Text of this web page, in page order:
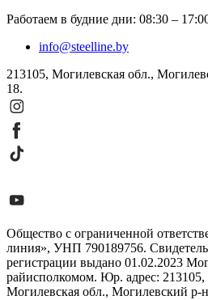
Работаем в будние дни: 08:30 –
info@steelline.by
213105, Могилевская обл.,
18.
Общество с ограниченной
линия», УНП 790189756.
регистрации выдано 01.02.2023
райисполкомом. Юр. адрес: 213105,
Могилевская обл., Могилевский р-